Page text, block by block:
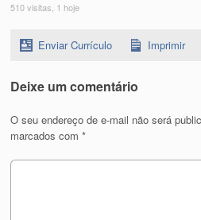
510 visitas, 1 hoje
Enviar Currículo Imprimir
Deixe um comentário
O seu endereço de e-mail não será
marcados com*